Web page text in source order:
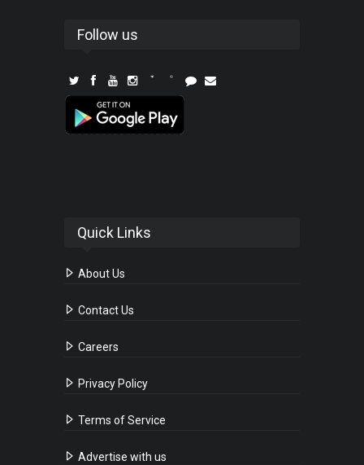
Follow us
Quick Links
About Us
Contact Us
Careers
Privacy Policy
Terms of Service
Advertise with us